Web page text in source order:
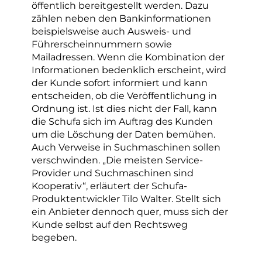
öffentlich bereitgestellt werden. Dazu
zählen neben den Bankinformationen
beispielsweise auch Ausweis- und
Führerscheinnummern sowie
Mailadressen. Wenn die Kombination der
Informationen bedenklich erscheint, wird
der Kunde sofort informiert und kann
entscheiden, ob die Veröffentlichung in
Ordnung ist. Ist dies nicht der Fall, kann
die Schufa sich im Auftrag des Kunden
um die Löschung der Daten bemühen.
Auch Verweise in Suchmaschinen sollen
verschwinden. „Die meisten Service-
Provider und Suchmaschinen sind
Kooperativ“, erläutert der Schufa-
Produktentwickler Tilo Walter. Stellt sich
ein Anbieter dennoch quer, muss sich der
Kunde selbst auf den Rechtsweg
begeben.